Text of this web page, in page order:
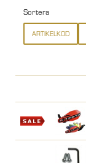
Sortera
ARTIKELKOD